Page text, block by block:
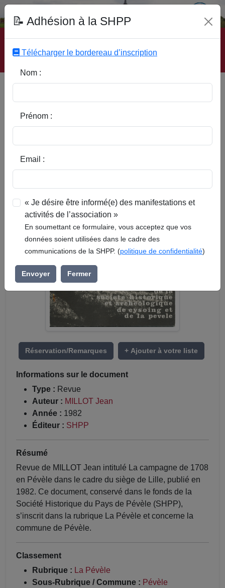
Accueil | Site SHPP | Auteurs | Editeurs | Rubriques |
Sous-Rubriques | Mots-Clefs | Contact
Pévèle dans le cadre du siège de
Lille
Réservation/Remarques + Ajouter à votre liste
Informations sur le document
Type : Revue
Auteur : MILLOT Jean
Année : 1982
Éditeur : SHPP
Résumé
Revue de MILLOT Jean intitulé La campagne de 1708
en Pévèle dans le cadre du siège de Lille, publié en
1982. Ce document, conservé dans le fonds de la
Société Historique du Pays de Pévèle (SHPP),
s’inscrit dans la rubrique La Pévèle et concerne la
commune de Pévèle.
Classement
Rubrique : La Pévèle
Sous-Rubrique / Commune : Pévèle
📝 Adhésion à la SHPP
Télécharger le bordereau d’inscription
Nom :
Prénom :
Email :
« Je désire être informé(e) des manifestations et
activités de l’association »
En soumettant ce formulaire, vous acceptez que vos
données soient utilisées dans le cadre des
communications de la SHPP. (politique de confidentialité)
Envoyer Fermer